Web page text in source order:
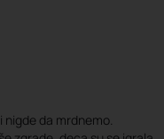
da mrdnemo.